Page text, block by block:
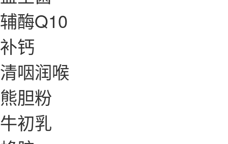
辅酶Q10
补钙
清咽润喉
熊胆粉
牛初乳